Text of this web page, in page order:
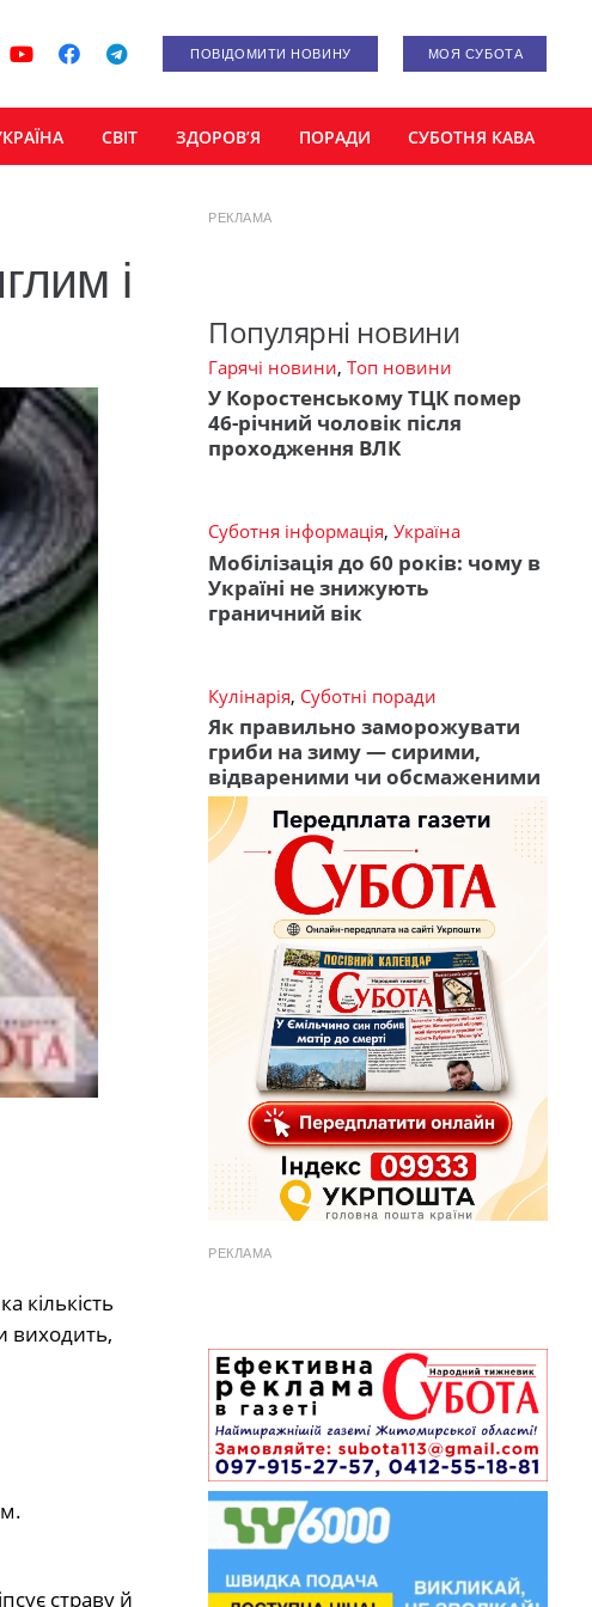
ПОВІДОМИТИ НОВИНУ МОЯ СУБОТА
СВІТ ЗДОРОВ’Я ПОРАДИ СУБОТНЯ КАВА
і
кількість
виходить,
страву й
РЕКЛАМА
Популярні новини
Гарячі новини, Топ новини
У Коростенському ТЦК помер
46-річний чоловік після
проходження ВЛК
Суботня інформація, Україна
Мобілізація до 60 років: чому в
Україні не знижують
граничний вік
Кулінарія, Суботні поради
Як правильно заморожувати
гриби на зиму — сирими,
відвареними чи обсмаженими
РЕКЛАМА